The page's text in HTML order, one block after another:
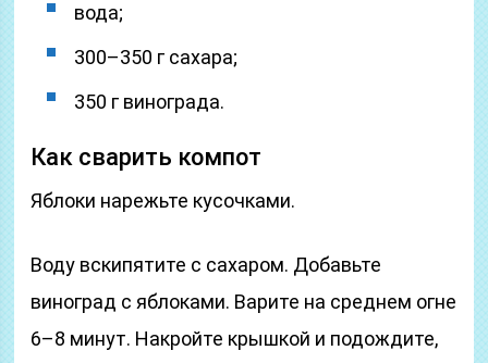
вода;
300–350 г сахара;
350 г винограда.
Как сварить компот
Яблоки нарежьте кусочками.
Воду вскипятите с сахаром. Добавьте
виноград с яблоками. Варите на среднем огне
6–8 минут. Накройте крышкой и подождите,